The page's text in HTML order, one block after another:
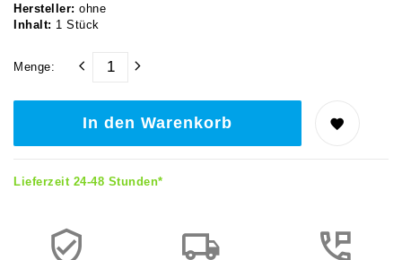
Hersteller: ohne
Inhalt: 1 Stück
Menge:
In den Warenkorb
Lieferzeit 24-48 Stunden*